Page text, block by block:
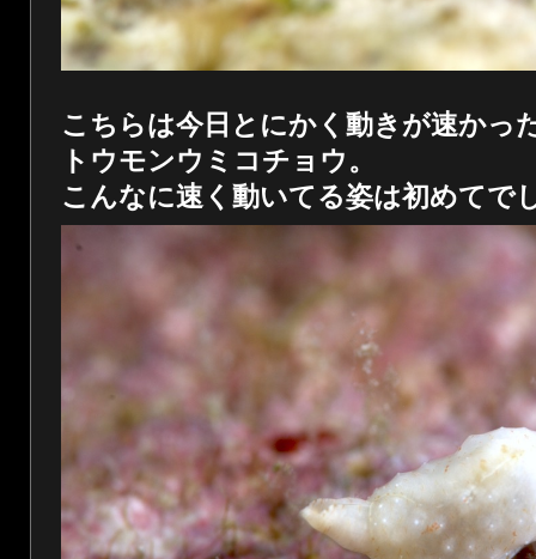
こちらは今日とにかく動きが速かっ
トウモンウミコチョウ。
こんなに速く動いてる姿は初めてで